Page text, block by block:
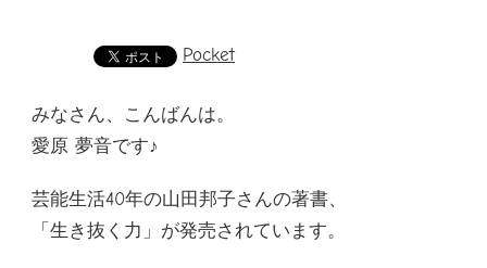
Pocket
みなさん、こんばんは。
愛原 夢音です♪
芸能生活40年の山田邦子さんの著書、
「生き抜く力」が発売されています。